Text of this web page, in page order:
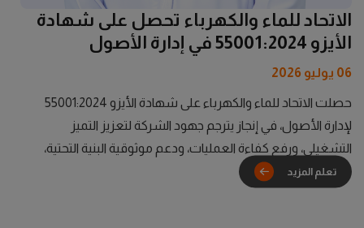
الاتحاد للماء والكهرباء تحصل على شهادة
الأيزو 55001:2024 في إدارة الأصول
06 يوليو 2026
حصلت الاتحاد للماء والكهرباء على شهادة الأيزو 55001:2024
لإدارة الأصول، في إنجاز يترجم جهود الشركة لتعزيز التميز
التشغيلي، ورفع كفاءة العمليات، ودعم موثوقية البنية التحتية،
وتحقيق قيمة مستدامة طويلة المدى.